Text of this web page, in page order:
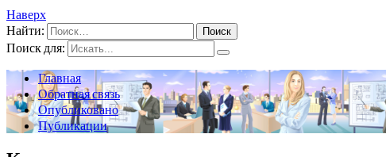
Наверх
Найти:
Поиск для:
Главная
Обратная связь
Опубликовано
Публикации